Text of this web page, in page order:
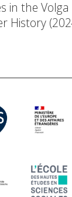
in the Volga
History